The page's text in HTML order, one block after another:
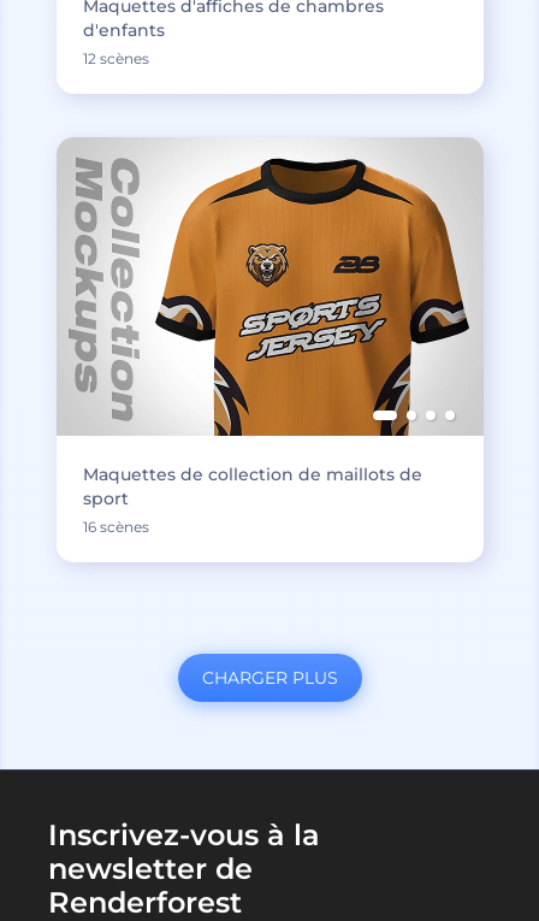
Maquettes d'affiches de chambres
d'enfants
12 scènes
Maquettes de collection de maillots de
sport
16 scènes
CHARGER PLUS
Inscrivez-vous à la
newsletter de
Renderforest